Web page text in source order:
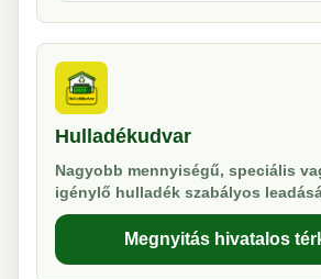
Hulladékudvar
Nagyobb mennyiségű, speciális
igénylő hulladék szabályos
Megnyitás hivatalos